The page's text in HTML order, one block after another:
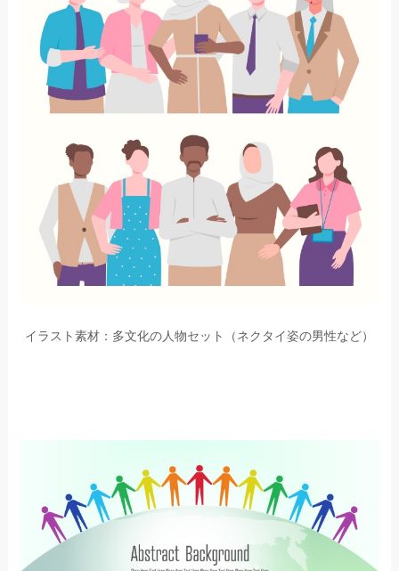
イラスト素材：多文化の人物セット（ネクタイ姿の男性など）